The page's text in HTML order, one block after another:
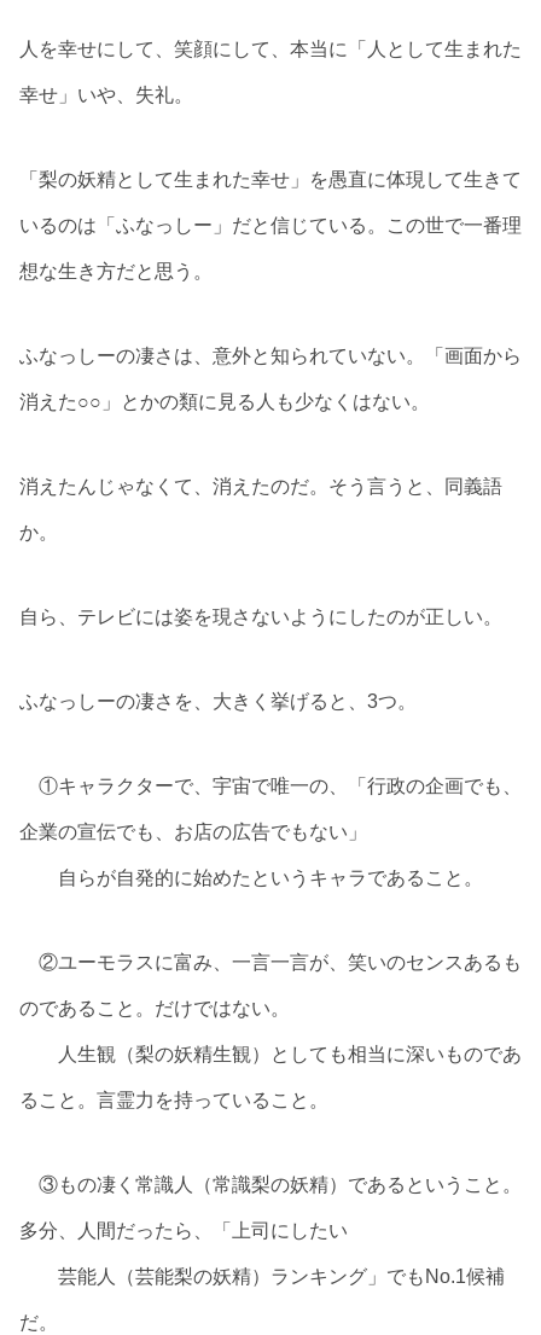
人を幸せにして、笑顔にして、本当に「人として生まれた
幸せ」いや、失礼。
「梨の妖精として生まれた幸せ」を愚直に体現して生きて
いるのは「ふなっしー」だと信じている。この世で一番理
想な生き方だと思う。
ふなっしーの凄さは、意外と知られていない。「画面から
消えた○○」とかの類に見る人も少なくはない。
消えたんじゃなくて、消えたのだ。そう言うと、同義語
か。
自ら、テレビには姿を現さないようにしたのが正しい。
ふなっしーの凄さを、大きく挙げると、3つ。
①キャラクターで、宇宙で唯一の、「行政の企画でも、
企業の宣伝でも、お店の広告でもない」
自らが自発的に始めたというキャラであること。
②ユーモラスに富み、一言一言が、笑いのセンスあるも
のであること。だけではない。
人生観（梨の妖精生観）としても相当に深いものであ
ること。言霊力を持っていること。
③もの凄く常識人（常識梨の妖精）であるということ。
多分、人間だったら、「上司にしたい
芸能人（芸能梨の妖精）ランキング」でもNo.1候補
だ。